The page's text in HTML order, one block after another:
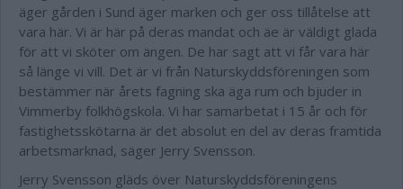
äger gården i Sund äger marken och ger oss tillåtelse att
vara här. Vi är här på deras mandat och äe är väldigt glada
för att vi sköter om ängen. De har sagt att vi får vara här
så länge vi vill. Det är vi från Naturskyddsföreningen som
bestämmer när årets fagning ska äga rum och bjuder in
Vimmerby folkhögskola. Vi har samarbetat i 15 år och för
fastighetsskötarna är det absolut en del av deras framtida
arbetsmarknad, säger Jerry Svensson.
Jerry Svensson gläds över Naturskyddsföreningens